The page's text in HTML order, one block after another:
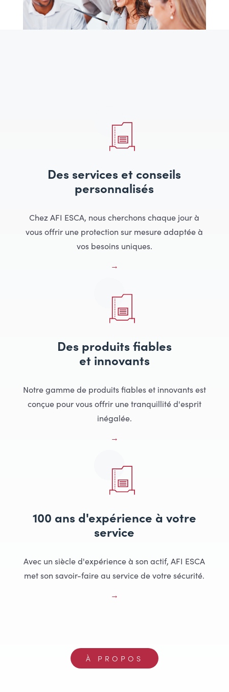
Des services et conseils
personnalisés
Chez AFI ESCA, nous cherchons chaque jour à
vous offrir une protection sur mesure adaptée à
vos besoins uniques.
Des produits fiables
et innovants
Notre gamme de produits fiables et innovants est
conçue pour vous offrir une tranquillité d'esprit
inégalée.
100 ans d'expérience à votre
service
Avec un siècle d'expérience à son actif, AFI ESCA
met son savoir-faire au service de votre sécurité.
À PROPOS